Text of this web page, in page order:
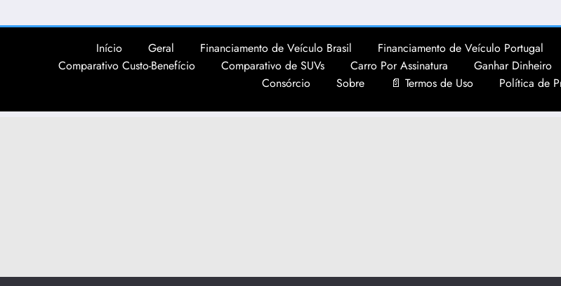
Início Geral Financiamento de Veículo Brasil Financiamento de Veículo Portugal
Comparativo Custo-Benefício
Comparativo de SUVs Carro Por Assinatura Ganhar Dinheiro
Consórcio
Sobre 📄 Termos de Uso Política de